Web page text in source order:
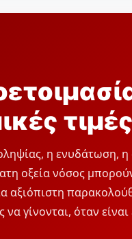
η ενυδάτωση,
οξεία νόσος
αξιόπιστη
να γίνονται, όταν